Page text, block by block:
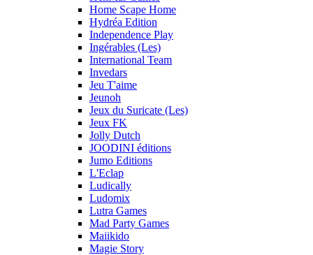
Home Scape Home
Hydréa Edition
Independence Play
Ingérables (Les)
International Team
Invedars
Jeu T'aime
Jeunoh
Jeux du Suricate (Les)
Jeux FK
Jolly Dutch
JOODINI éditions
Jumo Editions
L'Eclap
Ludically
Ludomix
Lutra Games
Mad Party Games
Maiikido
Magie Story